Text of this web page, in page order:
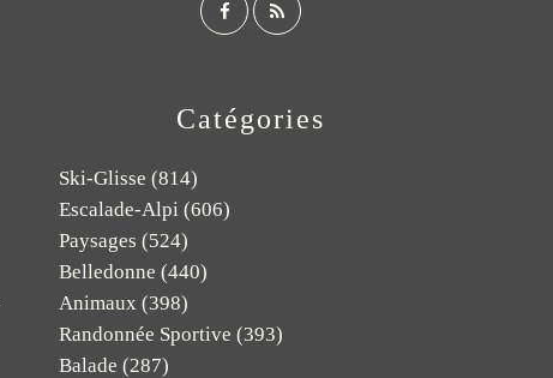
Catégories
Ski-Glisse (814)
Escalade-Alpi (606)
Paysages (524)
Belledonne (440)
Animaux (398)
Randonnée Sportive (393)
Balade (287)